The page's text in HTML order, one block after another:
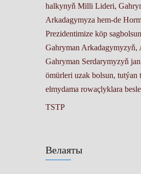
Велаяты
halkynyň Milli Lideri,
Arkadagymyza hem-de
Prezidentimize köp
Gahryman Arkadagymyzyň,
Gahryman Serdarymyzyň
ömürleri uzak bolsun, tutýan
elmydama rowaçlyklara
TSTP